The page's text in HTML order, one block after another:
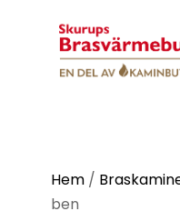
Hem /
ben